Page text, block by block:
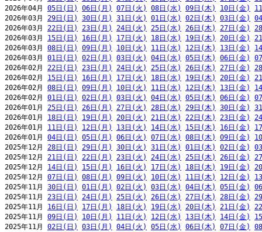
2026年04月 05日(日) 06日(月) 07日(火) 08日(水) 09日(木) 10日(金)
2026年03月 29日(日) 30日(月) 31日(火) 01日(水) 02日(木) 03日(金)
2026年03月 22日(日) 23日(月) 24日(火) 25日(水) 26日(木) 27日(金)
2026年03月 15日(日) 16日(月) 17日(火) 18日(水) 19日(木) 20日(金)
2026年03月 08日(日) 09日(月) 10日(火) 11日(水) 12日(木) 13日(金)
2026年03月 01日(日) 02日(月) 03日(火) 04日(水) 05日(木) 06日(金)
2026年02月 22日(日) 23日(月) 24日(火) 25日(水) 26日(木) 27日(金)
2026年02月 15日(日) 16日(月) 17日(火) 18日(水) 19日(木) 20日(金)
2026年02月 08日(日) 09日(月) 10日(火) 11日(水) 12日(木) 13日(金)
2026年02月 01日(日) 02日(月) 03日(火) 04日(水) 05日(木) 06日(金)
2026年01月 25日(日) 26日(月) 27日(火) 28日(水) 29日(木) 30日(金)
2026年01月 18日(日) 19日(月) 20日(火) 21日(水) 22日(木) 23日(金)
2026年01月 11日(日) 12日(月) 13日(火) 14日(水) 15日(木) 16日(金)
2026年01月 04日(日) 05日(月) 06日(火) 07日(水) 08日(木) 09日(金)
2025年12月 28日(日) 29日(月) 30日(火) 31日(水) 01日(木) 02日(金)
2025年12月 21日(日) 22日(月) 23日(火) 24日(水) 25日(木) 26日(金)
2025年12月 14日(日) 15日(月) 16日(火) 17日(水) 18日(木) 19日(金)
2025年12月 07日(日) 08日(月) 09日(火) 10日(水) 11日(木) 12日(金)
2025年11月 30日(日) 01日(月) 02日(火) 03日(水) 04日(木) 05日(金)
2025年11月 23日(日) 24日(月) 25日(火) 26日(水) 27日(木) 28日(金)
2025年11月 16日(日) 17日(月) 18日(火) 19日(水) 20日(木) 21日(金)
2025年11月 09日(日) 10日(月) 11日(火) 12日(水) 13日(木) 14日(金)
2025年11月 02日(日) 03日(月) 04日(火) 05日(水) 06日(木) 07日(金)